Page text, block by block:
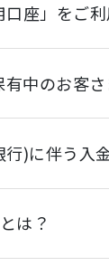
座」をご
有中のお客
)に伴う入
は？